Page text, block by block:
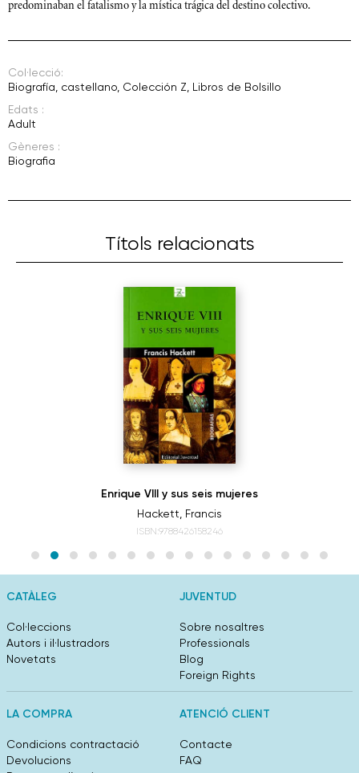
predominaban el fatalismo y la mística trágica del destino colectivo.
Col·lecció:
Biografía, castellano, Colección Z, Libros de Bolsillo
Edats :
Adult
Gèneres :
Biografia
Títols relacionats
Enrique VIII y sus seis mujeres
Hackett, Francis
ISBN:9788426158246
CATÀLEG
Col·leccions
Autors i il·lustradors
Novetats
JUVENTUD
Sobre nosaltres
Professionals
Blog
Foreign Rights
LA COMPRA
Condicions contractació
Devolucions
ATENCIÓ CLIENT
Contacte
FAQ